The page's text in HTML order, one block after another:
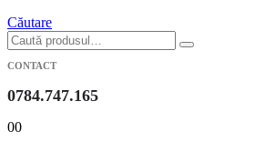
Căutare
CONTACT
0784.747.165
00